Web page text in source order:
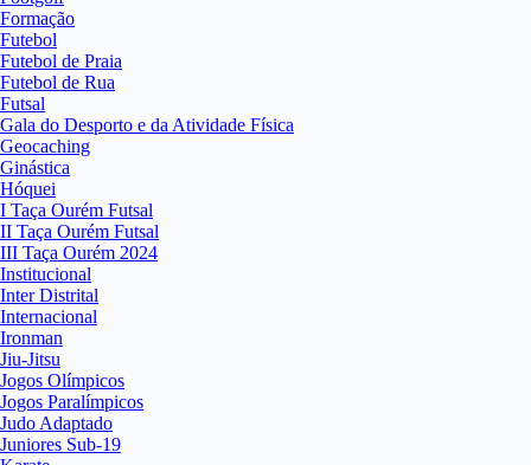
Formação
Futebol
Futebol de Praia
Futebol de Rua
Futsal
Gala do Desporto e da Atividade Física
Geocaching
Ginástica
Hóquei
I Taça Ourém Futsal
II Taça Ourém Futsal
III Taça Ourém 2024
Institucional
Inter Distrital
Internacional
Ironman
Jiu-Jitsu
Jogos Olímpicos
Jogos Paralímpicos
Judo Adaptado
Juniores Sub-19